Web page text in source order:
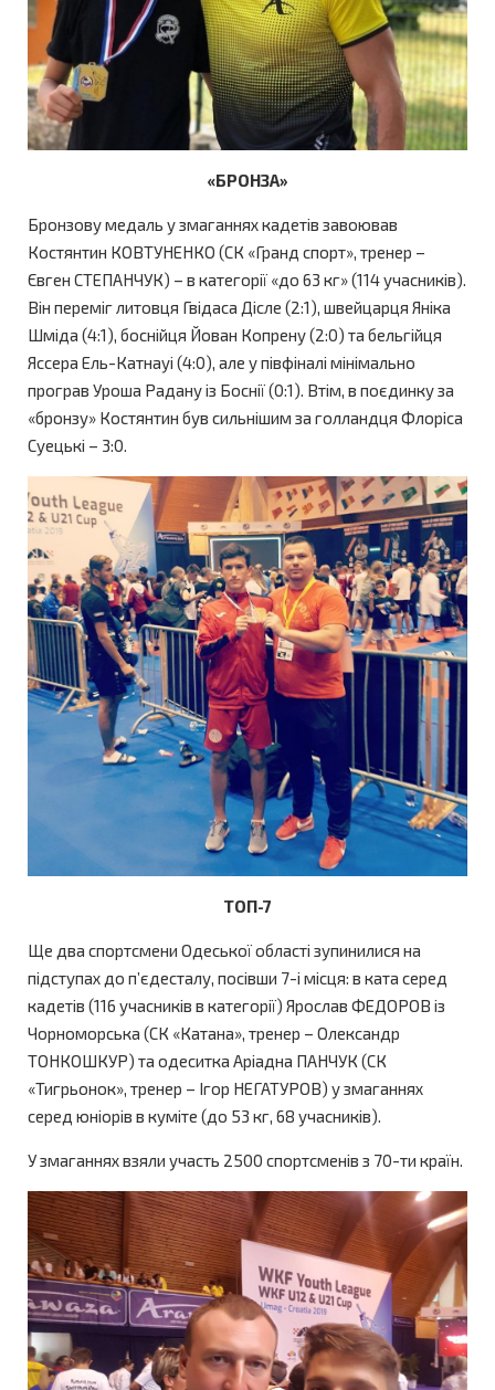
«БРОНЗА»
Бронзову медаль у змаганнях кадетів завоював
Костянтин КОВТУНЕНКО (СК «Гранд спорт», тренер –
Євген СТЕПАНЧУК) – в категорії «до 63 кг» (114 учасників).
Він переміг литовця Гвідаса Дісле (2:1), швейцарця Яніка
Шміда (4:1), боснійця Йован Копрену (2:0) та бельгійця
Яссера Ель-Катнауі (4:0), але у півфіналі мінімально
програв Уроша Радану із Боснії (0:1). Втім, в поєдинку за
«бронзу» Костянтин був сильнішим за голландця Флоріса
Суецькі – 3:0.
ТОП-7
Ще два спортсмени Одеської області зупинилися на
підступах до п’єдесталу, посівши 7-і місця: в ката серед
кадетів (116 учасників в категорії) Ярослав ФЕДОРОВ із
Чорноморська (СК «Катана», тренер – Олександр
ТОНКОШКУР) та одеситка Аріадна ПАНЧУК (СК
«Тигрьонок», тренер – Ігор НЕГАТУРОВ) у змаганнях
серед юніорів в куміте (до 53 кг, 68 учасників).
У змаганнях взяли участь 2500 спортсменів з 70-ти країн.